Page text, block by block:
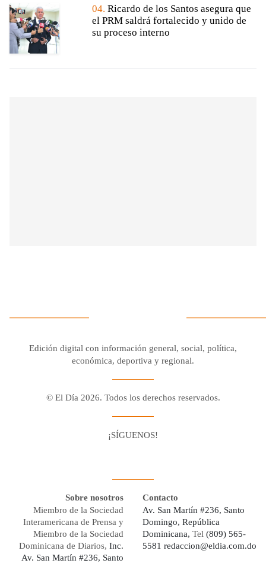
04. Ricardo de los Santos asegura que
el PRM saldrá fortalecido y unido de
su proceso interno
Edición digital con información general, social, política,
económica, deportiva y regional.
© El Día 2026. Todos los derechos reservados.
¡SÍGUENOS!
Sobre nosotros
Miembro de la Sociedad
Interamericana de Prensa y
Miembro de la Sociedad
Dominicana de Diarios, Inc.
Av. San Martín #236, Santo
Contacto
Av. San Martín #236, Santo
Domingo, República
Dominicana, Tel (809) 565-
5581 redaccion@eldia.com.do